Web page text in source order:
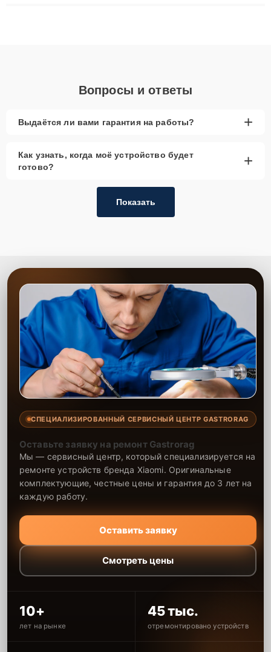
Вопросы и ответы
Выдаётся ли вами гарантия на работы? +
Как узнать, когда моё устройство будет
готово?
+
Показать
СПЕЦИАЛИЗИРОВАННЫЙ СЕРВИСНЫЙ ЦЕНТР GASTRORAG
Оставьте заявку на ремонт Gastrorag
Мы — сервисный центр, который специализируется на
ремонте устройств бренда Xiaomi. Оригинальные
комплектующие, честные цены и гарантия до 3 лет на
каждую работу.
Оставить заявку
Смотреть цены
10+
лет на рынке
45 тыс.
отремонтировано устройств